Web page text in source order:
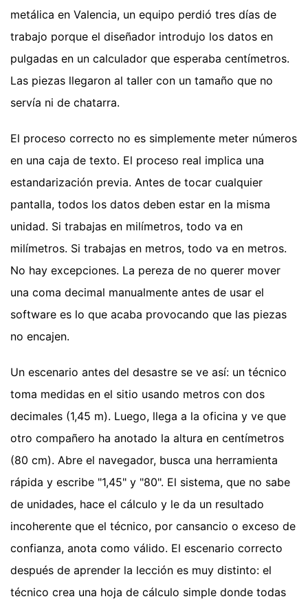
metálica en Valencia, un equipo perdió tres días de
trabajo porque el diseñador introdujo los datos en
pulgadas en un calculador que esperaba centímetros.
Las piezas llegaron al taller con un tamaño que no
servía ni de chatarra.
El proceso correcto no es simplemente meter números
en una caja de texto. El proceso real implica una
estandarización previa. Antes de tocar cualquier
pantalla, todos los datos deben estar en la misma
unidad. Si trabajas en milímetros, todo va en
milímetros. Si trabajas en metros, todo va en metros.
No hay excepciones. La pereza de no querer mover
una coma decimal manualmente antes de usar el
software es lo que acaba provocando que las piezas
no encajen.
Un escenario antes del desastre se ve así: un técnico
toma medidas en el sitio usando metros con dos
decimales (1,45 m). Luego, llega a la oficina y ve que
otro compañero ha anotado la altura en centímetros
(80 cm). Abre el navegador, busca una herramienta
rápida y escribe "1,45" y "80". El sistema, que no sabe
de unidades, hace el cálculo y le da un resultado
incoherente que el técnico, por cansancio o exceso de
confianza, anota como válido. El escenario correcto
después de aprender la lección es muy distinto: el
técnico crea una hoja de cálculo simple donde todas